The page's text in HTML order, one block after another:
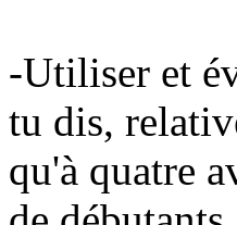
-Utiliser et
tu dis,
qu'à quatre